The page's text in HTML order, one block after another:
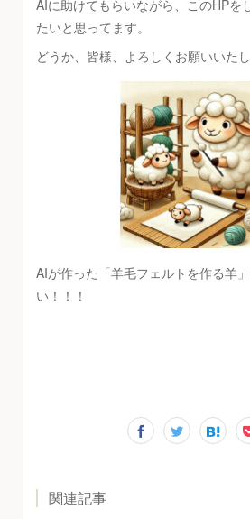
AIに助けてもらいながら、このHPを
たいと思ってます。
どうか、皆様、よろしくお願いいたし
AIが作った「羊毛フェルトを作る羊
い！！！
関連記事